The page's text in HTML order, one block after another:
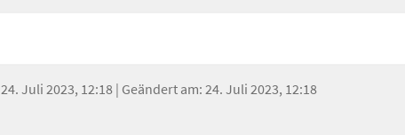
Juli 2023, 12:18 | Geändert am: 24. Juli 2023, 12:18